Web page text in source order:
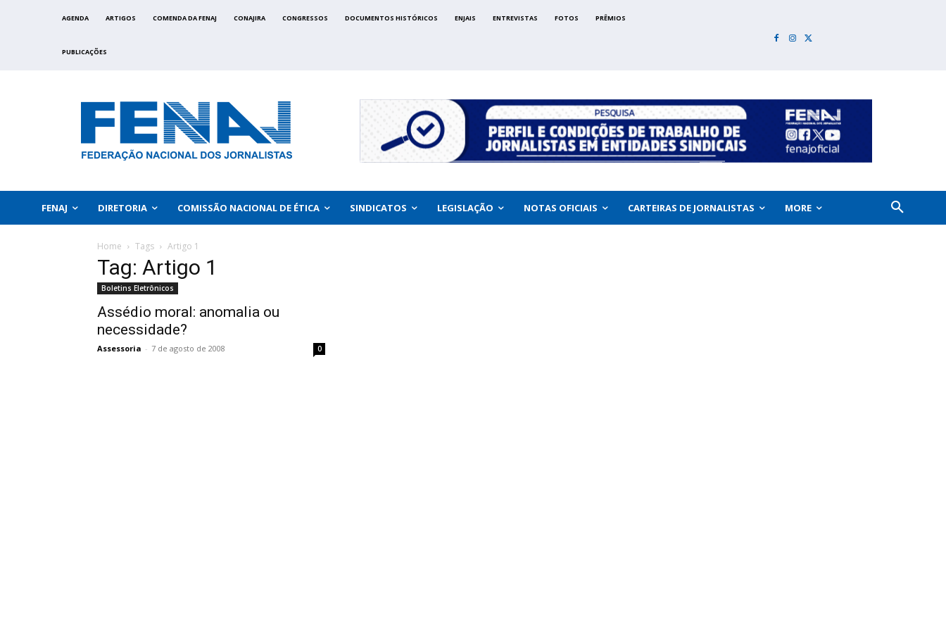
AGENDA ARTIGOS COMENDA DA FENAJ CONAJIRA CONGRESSOS DOCUMENTOS HISTÓRICOS ENJAIS ENTREVISTAS FOTOS PRÊMIOS
PUBLICAÇÕES
FENAJ DIRETORIA COMISSÃO NACIONAL DE ÉTICA SINDICATOS LEGISLAÇÃO NOTAS OFICIAIS CARTEIRAS DE JORNALISTAS MORE
Home Tags Artigo 1
Tag: Artigo 1
Boletins Eletrônicos
Assédio moral: anomalia ou
necessidade?
Assessoria - 7 de agosto de 2008 0